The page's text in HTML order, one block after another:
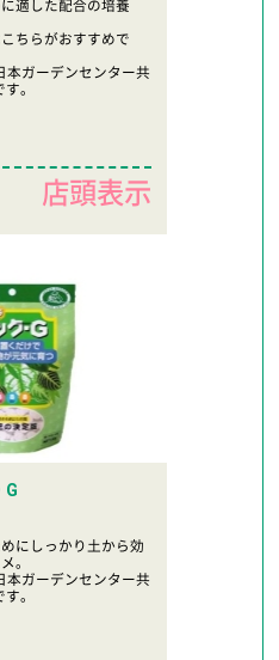
適した配合の培養
ちらがおすすめで
本ガーデンセンター共
。
店頭表示
G
にしっかり土から効
。
本ガーデンセンター共
。